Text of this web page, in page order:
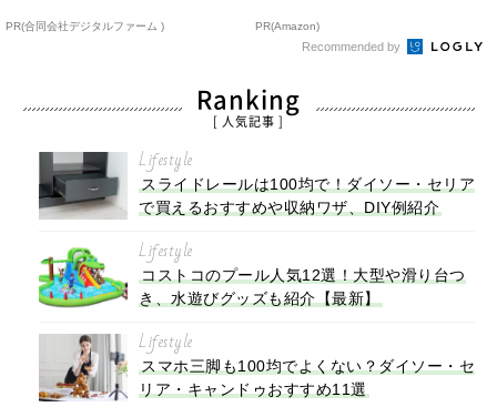
PR(合同会社デジタルファーム ) PR(Amazon)
Recommended by
Ranking
[ 人気記事 ]
Lifestyle
スライドレールは100均で！ダイソー・セリア
で買えるおすすめや収納ワザ、DIY例紹介
Lifestyle
コストコのプール人気12選！大型や滑り台つ
き、水遊びグッズも紹介【最新】
Lifestyle
スマホ三脚も100均でよくない？ダイソー・セ
リア・キャンドゥおすすめ11選